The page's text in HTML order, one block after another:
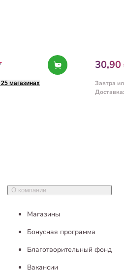
25 магазинах
30,90
Завтра
Доставка:
О компании
Магазины
Бонусная программа
Благотворительный фонд
Вакансии